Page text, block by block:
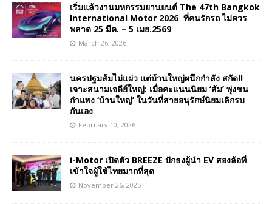
เริ่มแล้วงานมหกรรมยานยนต์ The 47th Bangkok
International Motor 2026 ที่คนรักรถ ไม่ควร
พลาด 25 มีค. – 5 เมย.2569
March 26, 2026
นครปฐมส้มไม่แผ่ว แต่บ้านใหญ่ผนึกกำลัง สกัด!!
เจาะสนามเจดีย์ใหญ่: เมื่อคะแนนนิยม ‘ส้ม’ พุ่งชน
กำแพง ‘บ้านใหญ่’ ในวันที่สายอนุรักษ์นิยมเลิกรบ
กันเอง
February 10, 2026
i-Motor เปิดตัว BREEZE ปักธงผู้นำ EV สองล้อที่
เข้าใจผู้ใช้ไทยมากที่สุด
November 26, 2025